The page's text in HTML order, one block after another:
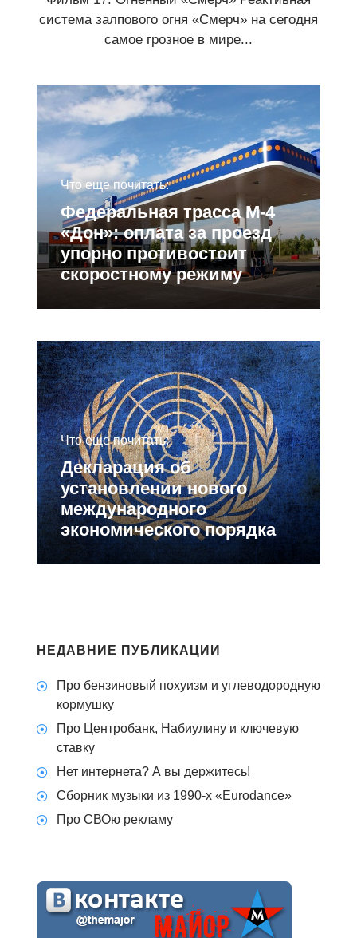
система залпового огня «Смерч» на сегодня
самое грозное в мире...
Что еще почитать:
Федеральная трасса М-4
«Дон»: оплата за проезд
упорно противостоит
скоростному режиму
Что еще почитать:
Декларация об
установлении нового
международного
экономического порядка
НЕДАВНИЕ ПУБЛИКАЦИИ
Про бензиновый похуизм и углеводородную
кормушку
Про Центробанк, Набиулину и ключевую
ставку
Нет интернета? А вы держитесь!
Сборник музыки из 1990-х «Eurodance»
Про СВОю рекламу